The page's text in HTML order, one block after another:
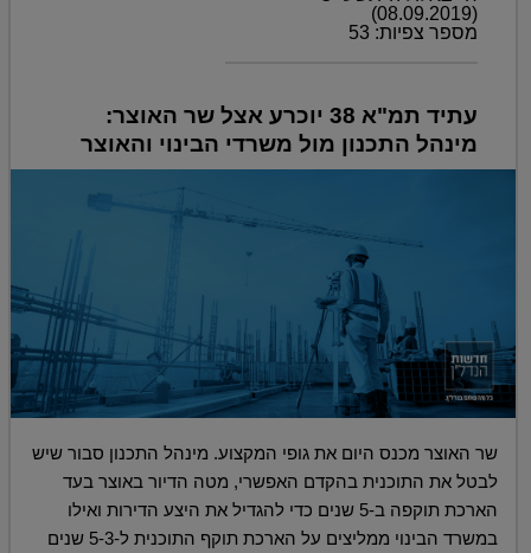
(08.09.2019)
מספר צפיות: 53
עתיד תמ"א 38 יוכרע אצל שר האוצר:
מינהל התכנון מול משרדי הבינוי והאוצר
שר האוצר מכנס היום את גופי המקצוע. מינהל התכנון סבור שיש
לבטל את התוכנית בהקדם האפשרי, מטה הדיור באוצר בעד
הארכת תוקפה ב-5 שנים כדי להגדיל את היצע הדירות ואילו
במשרד הבינוי ממליצים על הארכת תוקף התוכנית ל-5-3 שנים